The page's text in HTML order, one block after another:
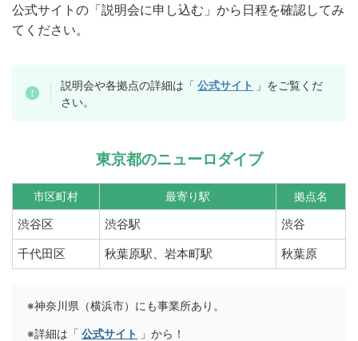
公式サイトの「説明会に申し込む」から日程を確認してみ
てください。
説明会や各拠点の詳細は「 公式サイト 」をご覧くだ
さい。
東京都のニューロダイブ
市区町村 最寄り駅 拠点名
渋谷区 渋谷駅
渋谷
千代田区
秋葉原駅、岩本町駅 秋葉原
※神奈川県（横浜市）にも事業所あり。
※詳細は「 公式サイト 」から！